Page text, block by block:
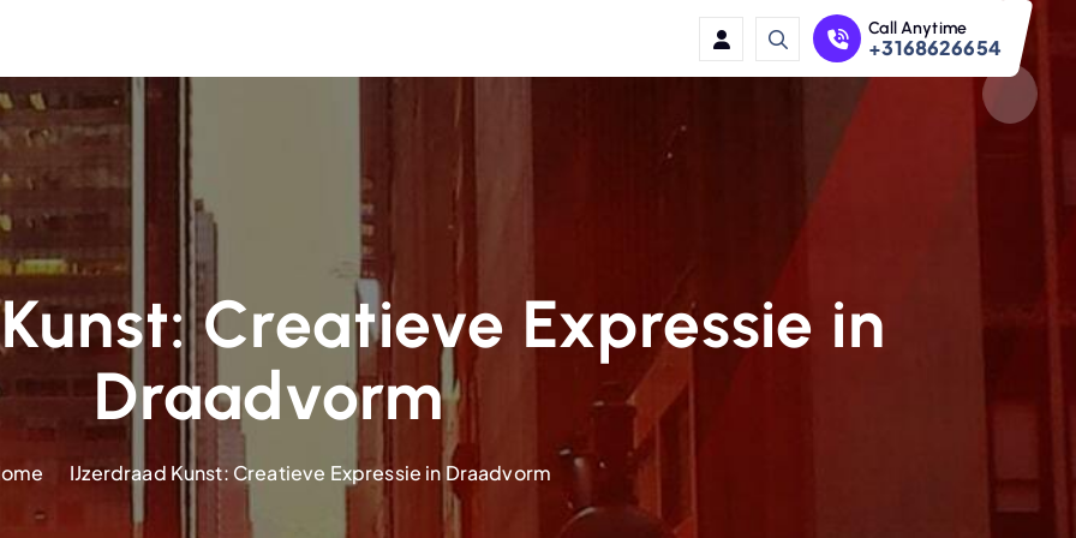
Call Anytime
+3168626654
Creatieve Expressie in
Draadvorm
IJzerdraad Kunst: Creatieve Expressie in Draadvorm